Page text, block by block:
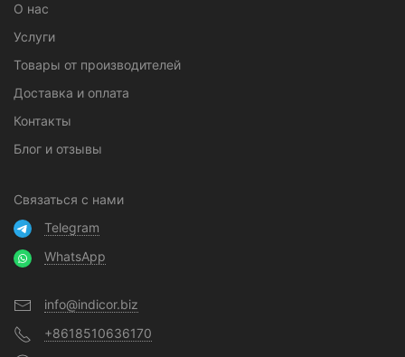
О нас
Услуги
Товары от производителей
Доставка и оплата
Контакты
Блог и отзывы
Связаться с нами
Telegram
WhatsApp
info@indicor.biz
+8618510636170